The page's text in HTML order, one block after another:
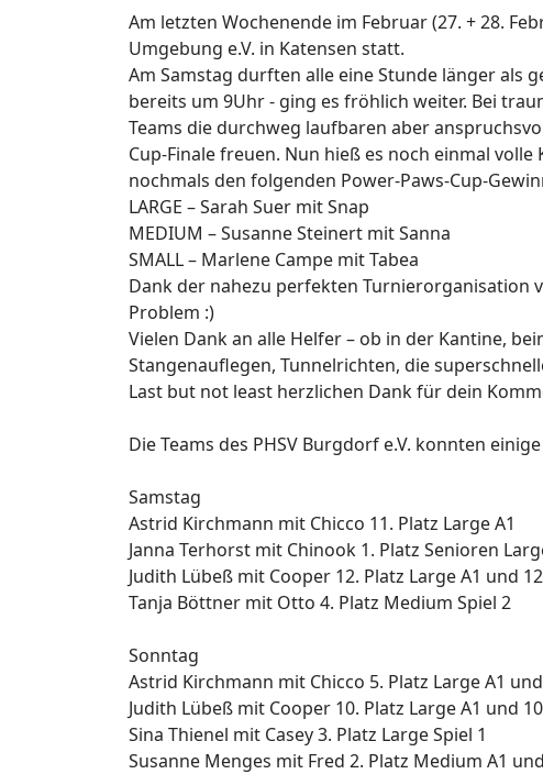
Am letzten Wochenende im Februar (27. + 28.
Umgebung e.V. in Katensen statt.
Am Samstag durften alle eine Stunde länger als
bereits um 9Uhr - ging es fröhlich weiter. Bei
Teams die durchweg laufbaren aber
Cup-Finale freuen. Nun hieß es noch einmal
nochmals den folgenden Power-Paws-Cup-
LARGE – Sarah Suer mit Snap
MEDIUM – Susanne Steinert mit Sanna
SMALL – Marlene Campe mit Tabea
Dank der nahezu perfekten Turnierorganisation
Problem :)
Vielen Dank an alle Helfer – ob in der Kantine,
Stangenauflegen, Tunnelrichten, die
Last but not least herzlichen Dank für dein
Die Teams des PHSV Burgdorf e.V. konnten
Samstag
Astrid Kirchmann mit Chicco 11. Platz Large A1
Janna Terhorst mit Chinook 1. Platz Senioren
Judith Lübeß mit Cooper 12. Platz Large A1 und
Tanja Böttner mit Otto 4. Platz Medium Spiel 2
Sonntag
Astrid Kirchmann mit Chicco 5. Platz Large A1
Judith Lübeß mit Cooper 10. Platz Large A1 und
Sina Thienel mit Casey 3. Platz Large Spiel 1
Susanne Menges mit Fred 2. Platz Medium A1